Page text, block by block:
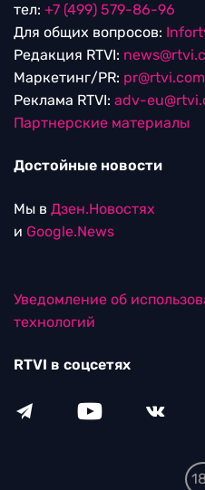
тел: +7 (499) 579-86-96
Для общих вопросов:
Редакция RTVI:
Маркетинг/PR: pr@rtvi.com
Реклама RTVI: adv-
Партнерские материалы
Достойные новости
Мы в Дзен.Новостях
и Google.News
Уведомление об
технологий
RTVI в соцсетях